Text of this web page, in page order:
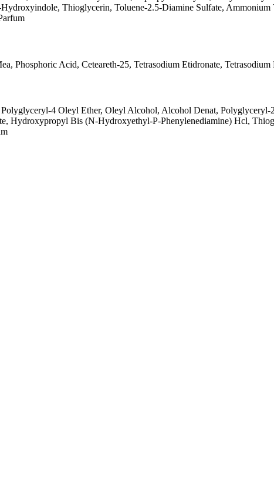
Thioglycerin, Toluene-2.5-Diamine Sulfate, Ammonium
Phosphoric Acid, Ceteareth-25, Tetrasodium Etidronate,
4 Oleyl Ether, Oleyl Alcohol, Alcohol Denat,
Hydroxypropyl Bis (N-Hydroxyethyl-P-Phenylenediamine) Hcl,